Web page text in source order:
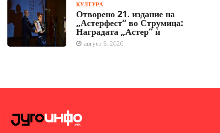
КУЛТУРА
Отворено 21. издание на
„Астерфест“ во Струмица:
Наградата „Астер“ ѝ
август 5, 2026